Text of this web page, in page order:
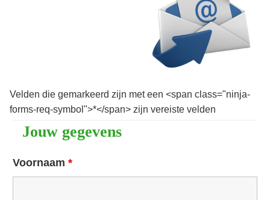
Velden die gemarkeerd zijn met een <span class="ninja-
forms-req-symbol">*</span> zijn vereiste velden
Jouw gegevens
Voornaam *